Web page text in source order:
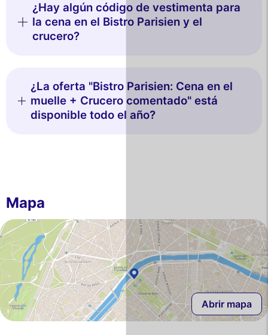
¿Hay algún código de vestimenta para
la cena en el Bistro Parisien y el
crucero?
¿La oferta "Bistro Parisien: Cena en el
muelle + Crucero comentado" está
disponible todo el año?
Mapa
Abrir mapa